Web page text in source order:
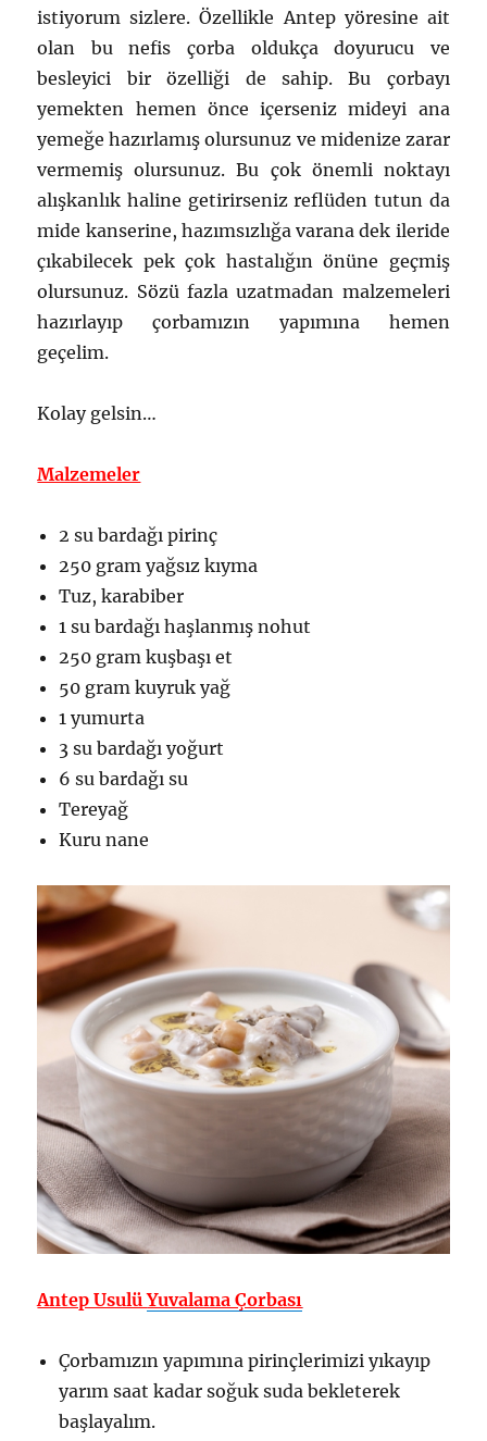
istiyorum sizlere. Özellikle Antep yöresine ait
olan bu nefis çorba oldukça doyurucu ve
besleyici bir özelliği de sahip. Bu çorbayı
yemekten hemen önce içerseniz mideyi ana
yemeğe hazırlamış olursunuz ve midenize zarar
vermemiş olursunuz. Bu çok önemli noktayı
alışkanlık haline getirirseniz reflüden tutun da
mide kanserine, hazımsızlığa varana dek ileride
çıkabilecek pek çok hastalığın önüne geçmiş
olursunuz. Sözü fazla uzatmadan malzemeleri
hazırlayıp çorbamızın yapımına hemen
geçelim.
Kolay gelsin…
Malzemeler
2 su bardağı pirinç
250 gram yağsız kıyma
Tuz, karabiber
1 su bardağı haşlanmış nohut
250 gram kuşbaşı et
50 gram kuyruk yağ
1 yumurta
3 su bardağı yoğurt
6 su bardağı su
Tereyağ
Kuru nane
Antep UsulüYuvalama Çorbası
Çorbamızın yapımına pirinçlerimizi yıkayıp
yarım saat kadar soğuk suda bekleterek
başlayalım.